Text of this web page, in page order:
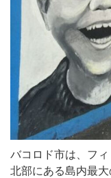
バコロド市は、フ
北部にある島内最大